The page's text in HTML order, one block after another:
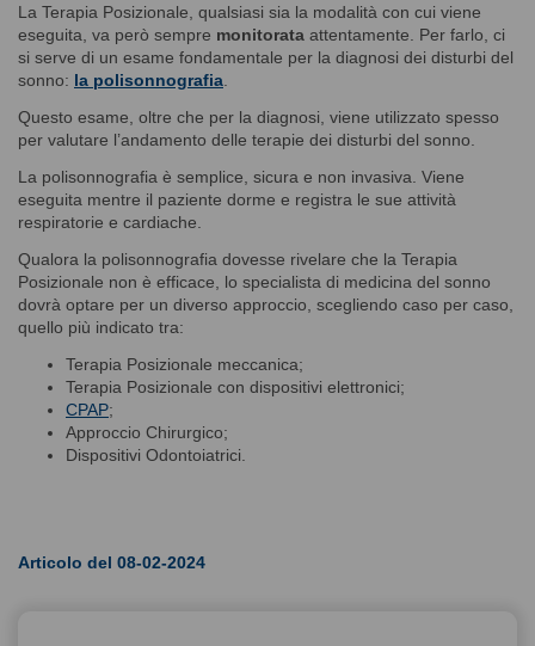
La Terapia Posizionale, qualsiasi sia la modalità con cui viene
eseguita, va però sempre monitorata attentamente. Per farlo, ci
si serve di un esame fondamentale per la diagnosi dei disturbi del
sonno: la polisonnografia
Questo esame, oltre che per la diagnosi, viene utilizzato spesso
per valutare l’andamento delle terapie dei disturbi del sonno.
La polisonnografia è semplice, sicura e non invasiva. Viene
eseguita mentre il paziente dorme e registra le sue attività
respiratorie e cardiache.
Qualora la polisonnografia dovesse rivelare che la Terapia
Posizionale non è efficace, lo specialista di medicina del sonno
dovrà optare per un diverso approccio, scegliendo caso per caso,
quello più indicato tra:
Terapia Posizionale meccanica;
Terapia Posizionale con dispositivi elettronici;
CPAP;
Approccio Chirurgico;
Dispositivi Odontoiatrici.
Articolo del 08-02-2024